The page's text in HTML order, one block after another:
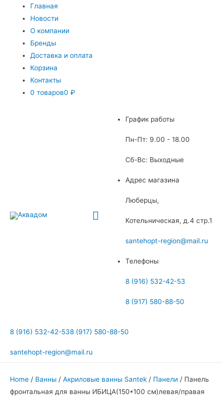
Главная
Новости
О компании
Бренды
Доставка и оплата
Корзина
Контакты
0 товаров0 ₽
Главное
График работы
Пн-Пт: 9.00 - 18.00
Сб-Вс: Выходные
Адрес магазина
Люберцы,
Котельническая, д.4 стр.1
santehopt-region@mail.ru
Телефоны
8 (916) 532-42-53
8 (917) 580-88-50
8 (916) 532-42-538 (917) 580-88-50
santehopt-region@mail.ru
Home / Ванны / Акриловые ванны Santek / Панели / Панель
фронтальная для ванны ИБИЦА(150*100 см)левая/правая